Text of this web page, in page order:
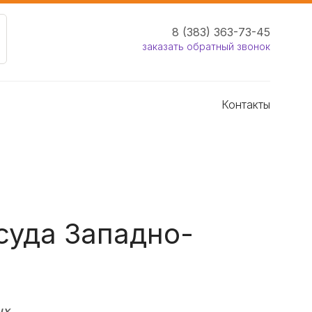
8 (383) 363-73-45
заказать обратный звонок
Контакты
Западно-